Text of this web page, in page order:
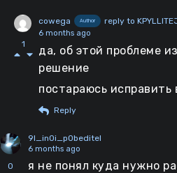
1
cowega Author reply to
6 months ago
да, об этой проблеме
решение
постараюсь
Reply
0
9l_in0i_p0beditel
6 months ago
я не понял куда нужно